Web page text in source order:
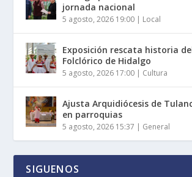
jornada nacional
5 agosto, 2026 19:00 | Local
Exposición rescata historia
Folclórico de Hidalgo
5 agosto, 2026 17:00 | Cultura
Ajusta Arquidiócesis de
en parroquias
5 agosto, 2026 15:37 | General
SIGUENOS